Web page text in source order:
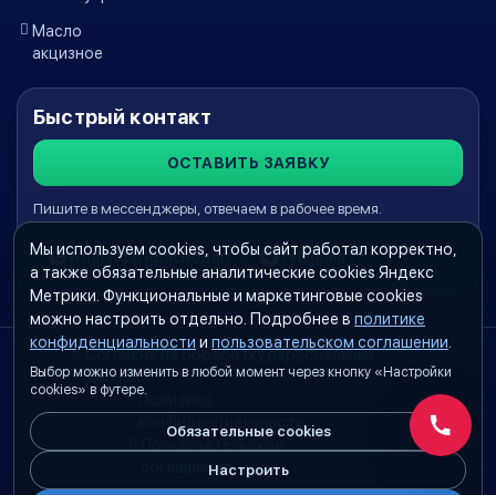
Масло
акцизное
Быстрый контакт
ОСТАВИТЬ ЗАЯВКУ
Пишите в мессенджеры, отвечаем в рабочее время.
WhatsApp Краснодар Telegram
Согласие на обработку персональных
данных
Политика
конфиденциальности
соглашение
Мы используем cookies, чтобы сайт работал корректно,
а также обязательные аналитические cookies Яндекс
Метрики. Функциональные и маркетинговые cookies
можно настроить отдельно. Подробнее в политике
конфиденциальности и пользовательском соглашении
Выбор можно изменить в любой момент через кнопку «Настройки
cookies» в футере.
Обязательные cookies
Настроить